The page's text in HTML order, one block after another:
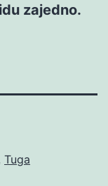
zajedno.
Tuga